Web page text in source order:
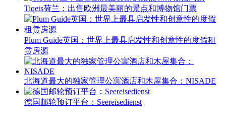
Tiqets荷兰：出售欧洲最美丽的景点和博物馆门票
Plum Guide英国：世界上最具启发性和创意性的度假租
赁房源
北海道最大的独家管理公寓酒店和木屋集合：NISADE
德国邮轮预订平台：Seereisedienst